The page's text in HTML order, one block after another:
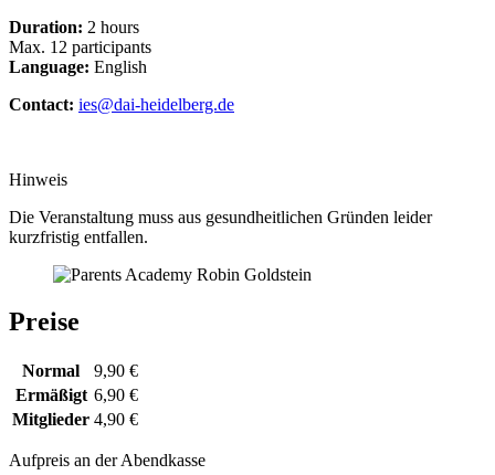
Duration: 2 hours
Max. 12 participants
Language: English
Contact: ies@dai-heidelberg.de
Hinweis
Die Veranstaltung muss aus gesundheitlichen Gründen leider
kurzfristig entfallen.
Preise
Normal
9,90 €
Ermäßigt 6,90 €
Mitglieder 4,90 €
Aufpreis an der Abendkasse